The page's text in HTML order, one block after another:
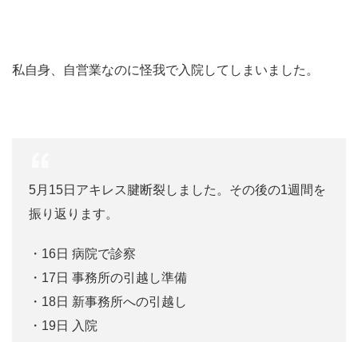
私自身、自営業なのに怪我で入院してしまいました。
5月15日アキレス腱断裂しました。その後の1週間を
振り返ります。
・16日 病院で診察
・17日 事務所の引越し準備
・18日 新事務所への引越し
・19日 入院